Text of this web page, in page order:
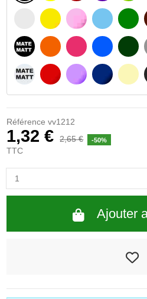
BLANC
NOIR MATÉ
BLANC MATÉ
JAUNE AMBRE
ORANGE
ROUGE
ROSA
FUCHSIA
PURPLE
BLEU CLAIR
BLAU
BLEU
VERT
BEIGE
Référence vv1212
1,32 € 2,65 € -50%
TTC
Ajouter